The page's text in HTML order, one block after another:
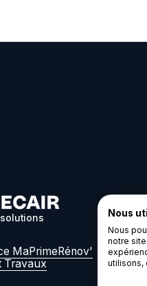
MaPrimeRénov'
Travaux
5
Nous
Nous
notre
utilisons,